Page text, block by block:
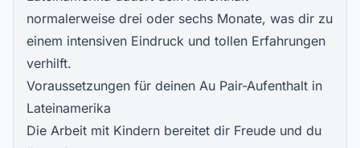
normalerweise drei oder sechs Monate, was dir zu
einem intensiven Eindruck und tollen Erfahrungen
verhilft.
Voraussetzungen für deinen Au Pair-Aufenthalt in
Lateinamerika
Die Arbeit mit Kindern bereitet dir Freude und du